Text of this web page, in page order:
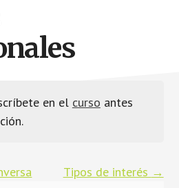
en el curso antes
Tipos de interés